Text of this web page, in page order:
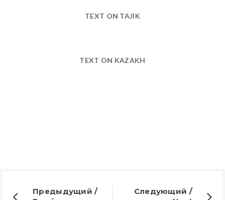
TEXT ON TAJIK
TEXT ON KAZAKH
Предыдущий /
Следующий /